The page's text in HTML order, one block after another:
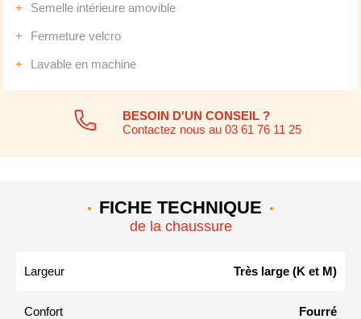
Semelle intérieure amovible
Fermeture velcro
Lavable en machine
BESOIN D'UN CONSEIL ?
Contactez nous au 03 61 76 11 25
FICHE TECHNIQUE
de la chaussure
Largeur Très large (K et M)
Confort Fourré